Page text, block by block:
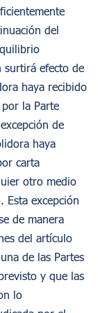
del
surtirá efecto de
haya recibido
la Parte
de
haya
carta
otro medio
excepción
de manera
del artículo
de las Partes
y que las
lo